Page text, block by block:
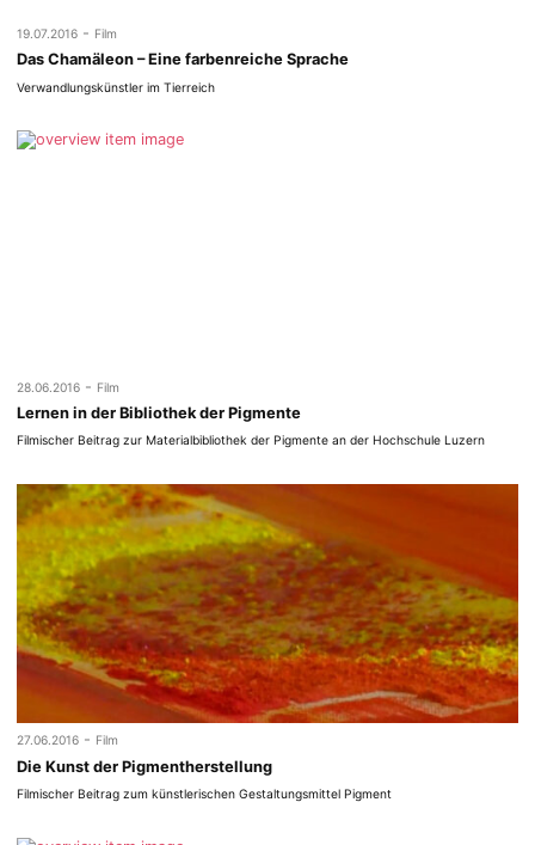
19.07.2016 - Film
Das Chamäleon – Eine farbenreiche Sprache
Verwandlungskünstler im Tierreich
28.06.2016 - Film
Lernen in der Bibliothek der Pigmente
Filmischer Beitrag zur Materialbibliothek der Pigmente an der Hochschule Luzern
27.06.2016 - Film
Die Kunst der Pigmentherstellung
Filmischer Beitrag zum künstlerischen Gestaltungsmittel Pigment